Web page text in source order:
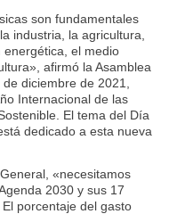
son fundamentales
industria, la agricultura,
energética, el medio
afirmó la Asamblea
diciembre de 2021,
Internacional de las
El tema del Día
dedicado a esta nueva
«necesitamos
2030 y sus 17
porcentaje del gasto